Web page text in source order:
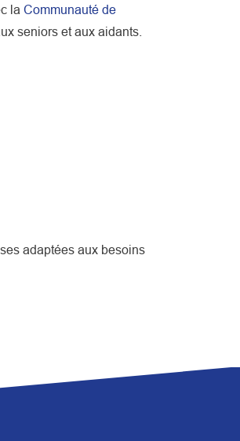
la Communauté de
seniors et aux aidants.
adaptées aux besoins